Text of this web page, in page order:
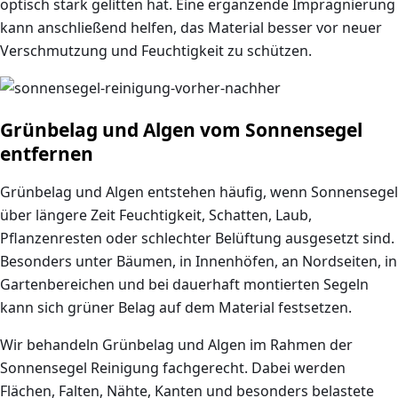
optisch stark gelitten hat. Eine ergänzende Imprägnierung
kann anschließend helfen, das Material besser vor neuer
Verschmutzung und Feuchtigkeit zu schützen.
Grünbelag und Algen vom Sonnensegel
entfernen
Grünbelag und Algen entstehen häufig, wenn Sonnensegel
über längere Zeit Feuchtigkeit, Schatten, Laub,
Pflanzenresten oder schlechter Belüftung ausgesetzt sind.
Besonders unter Bäumen, in Innenhöfen, an Nordseiten, in
Gartenbereichen und bei dauerhaft montierten Segeln
kann sich grüner Belag auf dem Material festsetzen.
Wir behandeln Grünbelag und Algen im Rahmen der
Sonnensegel Reinigung fachgerecht. Dabei werden
Flächen, Falten, Nähte, Kanten und besonders belastete